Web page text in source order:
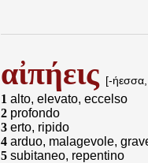
αἰπήεις [-
1 alto, elevato, eccelso
2 profondo
3 erto, ripido
4 arduo, malagevole,
5 subitaneo, repentino